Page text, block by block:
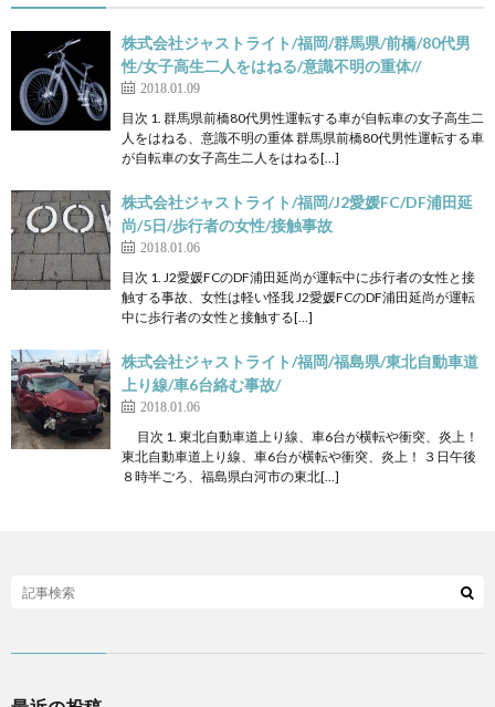
株式会社ジャストライト/福岡/群馬県/前橋/80代男
性/女子高生二人をはねる/意識不明の重体//
2018.01.09
目次 1. 群馬県前橋80代男性運転する車が自転車の女子高生二
人をはねる、意識不明の重体 群馬県前橋80代男性運転する車
が自転車の女子高生二人をはねる[…]
株式会社ジャストライト/福岡/J2愛媛FC/DF浦田延
尚/5日/歩行者の女性/接触事故
2018.01.06
目次 1. J2愛媛FCのDF浦田延尚が運転中に歩行者の女性と接
触する事故、女性は軽い怪我 J2愛媛FCのDF浦田延尚が運転
中に歩行者の女性と接触する[…]
株式会社ジャストライト/福岡/福島県/東北自動車道
上り線/車6台絡む事故/
2018.01.06
目次 1. 東北自動車道上り線、車6台が横転や衝突、炎上！
東北自動車道上り線、車6台が横転や衝突、炎上！ ３日午後
８時半ごろ、福島県白河市の東北[…]